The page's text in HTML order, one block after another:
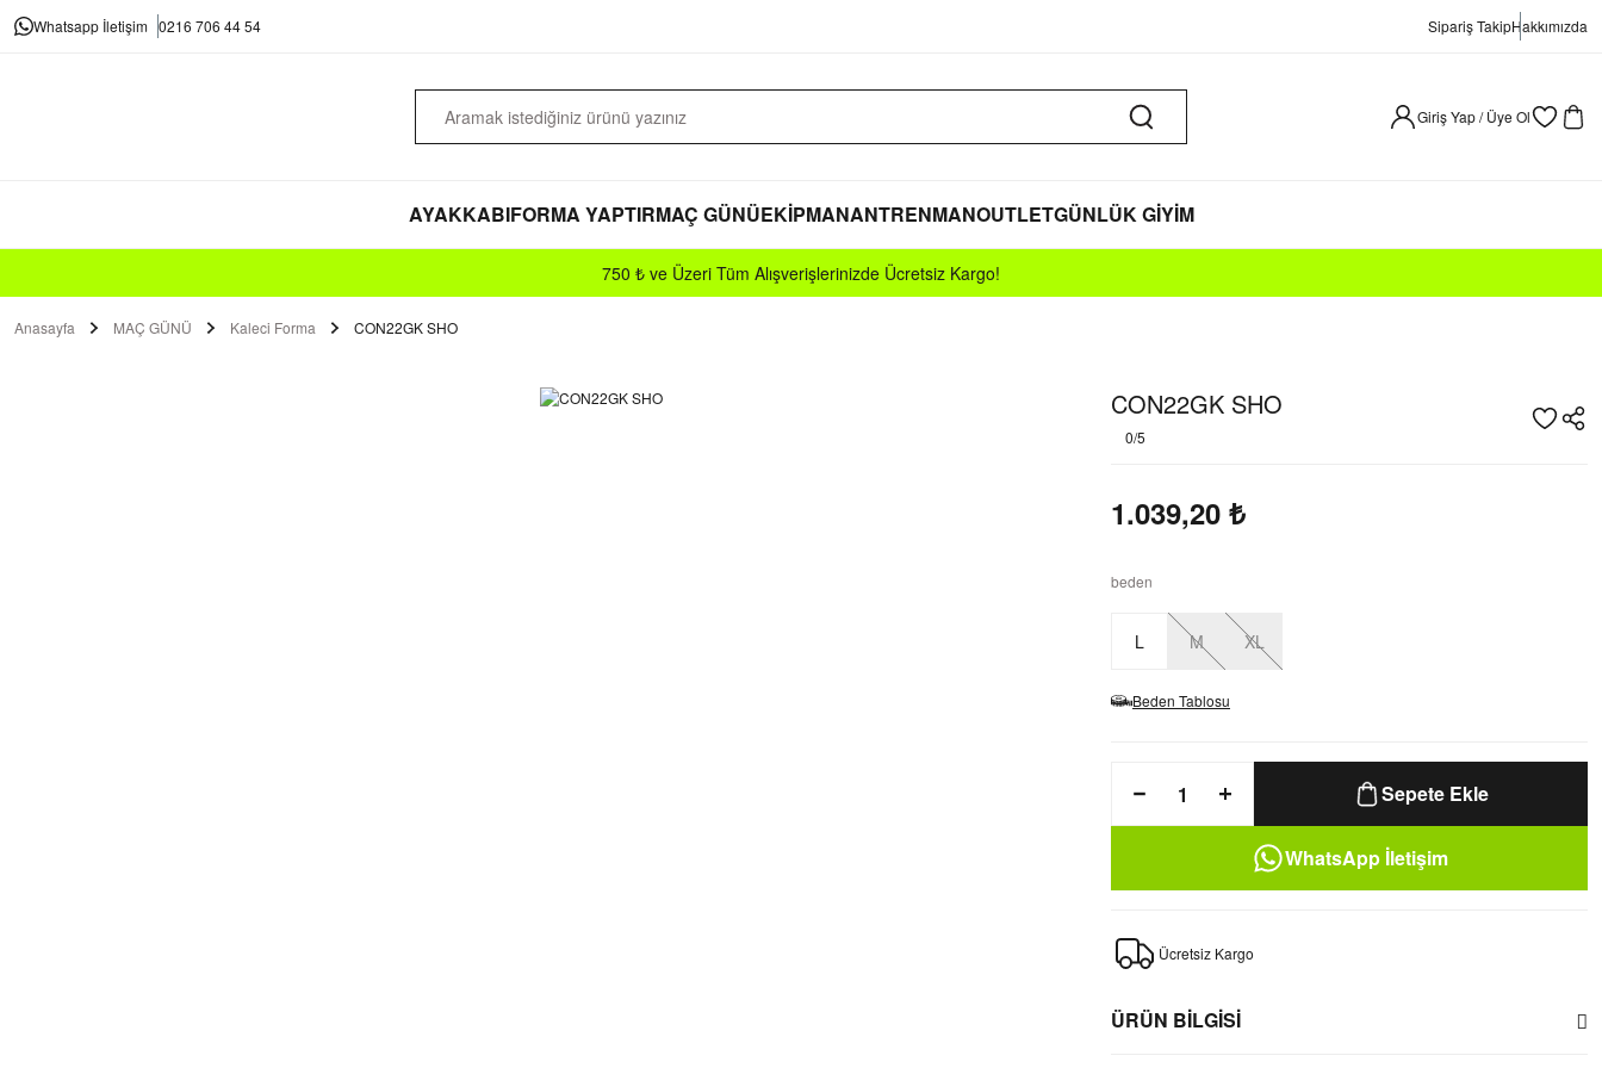
Whatsapp İletişim 0216 706 44 54 Sipariş TakipHakkımızda
Giriş Yap / Üye Ol
AYAKKABIFORMA YAPTIRMAÇ GÜNÜEKİPMANANTRENMANOUTLETGÜNLÜK GİYİM
750 ₺ ve Üzeri Tüm Alışverişlerinizde Ücretsiz Kargo!
Anasayfa MAÇ GÜNÜ Kaleci Forma CON22GK SHO
CON22GK SHO
0/5
1.039,20 ₺
beden
L M XL
Beden Tablosu
Sepete Ekle
WhatsApp İletişim
Ücretsiz Kargo
ÜRÜN BİLGİSİ